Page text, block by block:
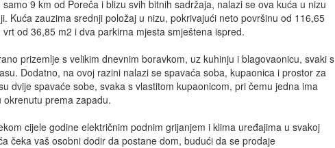
9 km od Poreča i blizu svih bitnih sadržaja, nalazi se ova kuća u nizu
Kuća zauzima srednji položaj u nizu, pokrivajući neto površinu od 116,65
od 36,85 m2 i dva parkirna mjesta smještena ispred.
prizemlje s velikim dnevnim boravkom, uz kuhinju i blagovaonicu, svaki s
Dodatno, na ovoj razini nalazi se spavaća soba, kupaonica i prostor za
dvije spavaće sobe, svaka s vlastitom kupaonicom, pri čemu jedna ima
prema zapadu.
cijele godine električnim podnim grijanjem i klima uređajima u svakoj
čeka vaš osobni dodir da postane dom, budući da se prodaje